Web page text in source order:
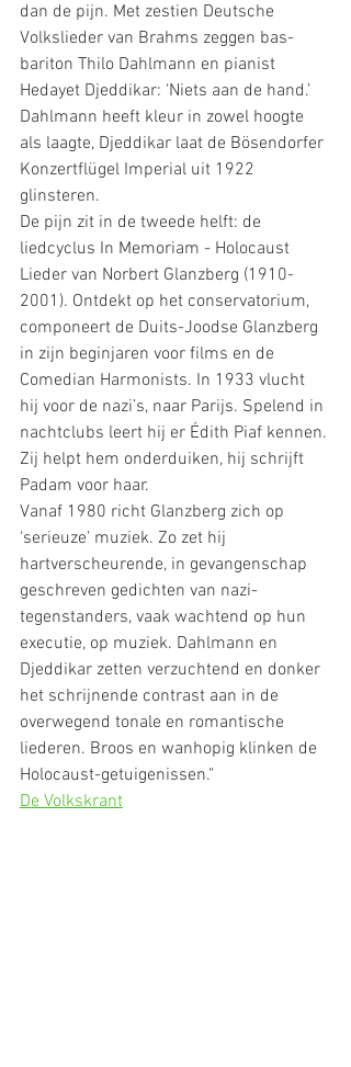
dan de pijn. Met zestien Deutsche
Volkslieder van Brahms zeggen bas-
bariton Thilo Dahlmann en pianist
Hedayet Djeddikar: ‘Niets aan de hand.’
Dahlmann heeft kleur in zowel hoogte
als laagte, Djeddikar laat de Bösendorfer
Konzertflügel Imperial uit 1922
glinsteren.
De pijn zit in de tweede helft: de
liedcyclus In Memoriam - Holocaust
Lieder van Norbert Glanzberg (1910-
2001). Ontdekt op het conservatorium,
componeert de Duits-Joodse Glanzberg
in zijn beginjaren voor films en de
Comedian Harmonists. In 1933 vlucht
hij voor de nazi’s, naar Parijs. Spelend in
nachtclubs leert hij er Édith Piaf kennen.
Zij helpt hem onderduiken, hij schrijft
Padam voor haar.
Vanaf 1980 richt Glanzberg zich op
‘serieuze’ muziek. Zo zet hij
hartverscheurende, in gevangenschap
geschreven gedichten van nazi-
tegenstanders, vaak wachtend op hun
executie, op muziek. Dahlmann en
Djeddikar zetten verzuchtend en donker
het schrijnende contrast aan in de
overwegend tonale en romantische
liederen. Broos en wanhopig klinken de
Holocaust-getuigenissen."
De Volkskrant